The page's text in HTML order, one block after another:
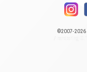
©2007-2026